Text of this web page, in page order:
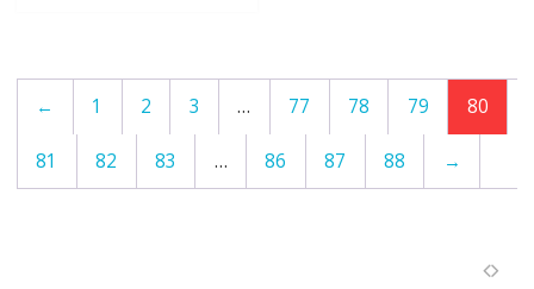
← 1 2 3 … 77 78 79 80
81 82 83 … 86 87 88 →